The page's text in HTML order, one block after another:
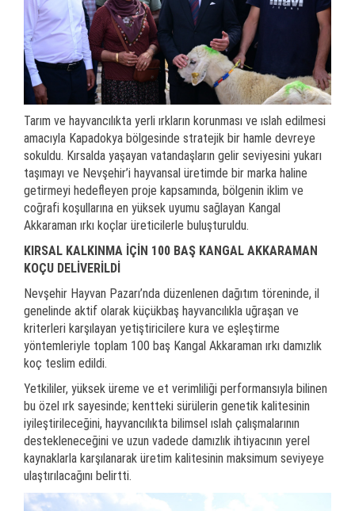
Tarım ve hayvancılıkta yerli ırkların korunması ve ıslah edilmesi
amacıyla Kapadokya bölgesinde stratejik bir hamle devreye
sokuldu. Kırsalda yaşayan vatandaşların gelir seviyesini yukarı
taşımayı ve Nevşehir’i hayvansal üretimde bir marka haline
getirmeyi hedefleyen proje kapsamında, bölgenin iklim ve
coğrafi koşullarına en yüksek uyumu sağlayan Kangal
Akkaraman ırkı koçlar üreticilerle buluşturuldu.
KIRSAL KALKINMA İÇİN 100 BAŞ KANGAL AKKARAMAN
KOÇU DELİVERİLDİ
Nevşehir Hayvan Pazarı’nda düzenlenen dağıtım töreninde, il
genelinde aktif olarak küçükbaş hayvancılıkla uğraşan ve
kriterleri karşılayan yetiştiricilere kura ve eşleştirme
yöntemleriyle toplam 100 baş Kangal Akkaraman ırkı damızlık
koç teslim edildi.
Yetkililer, yüksek üreme ve et verimliliği performansıyla bilinen
bu özel ırk sayesinde; kentteki sürülerin genetik kalitesinin
iyileştirileceğini, hayvancılıkta bilimsel ıslah çalışmalarının
destekleneceğini ve uzun vadede damızlık ihtiyacının yerel
kaynaklarla karşılanarak üretim kalitesinin maksimum seviyeye
ulaştırılacağını belirtti.